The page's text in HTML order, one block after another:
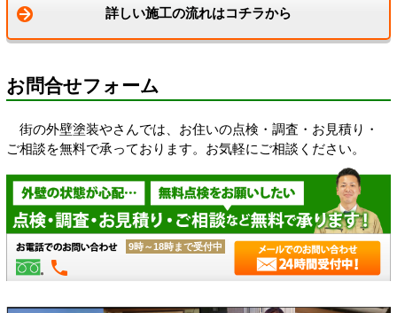
詳しい施工の流れはコチラから
お問合せフォーム
街の外壁塗装やさんでは、お住いの点検・調査・お見積り・
ご相談を無料で承っております。お気軽にご相談ください。
phone
9時～18時まで受付中